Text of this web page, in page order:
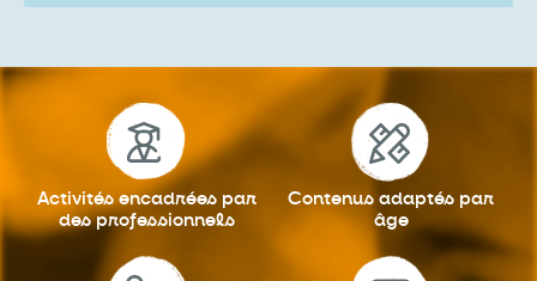
Activités encadrées par
des professionnels
Contenus adaptés par
âge